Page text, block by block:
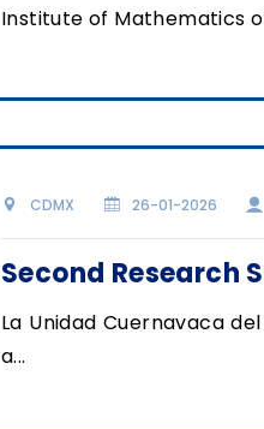
Institute of Mathematics
CDMX 26-01-2026
Second Research
La Unidad Cuernavaca
a...